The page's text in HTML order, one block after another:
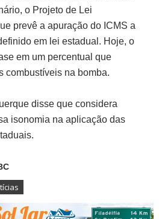
o Projeto de Lei
prevê a apuração do ICMS a
em lei estadual. Hoje, o
em um percentual que
combustíveis na bomba.
disse que considera
isonomia na aplicação das